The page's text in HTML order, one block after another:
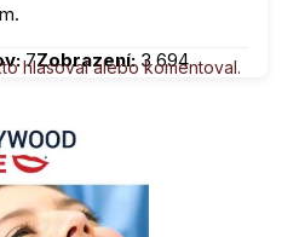
7Zobrazení:3 694
hlasoval alebo komentoval.